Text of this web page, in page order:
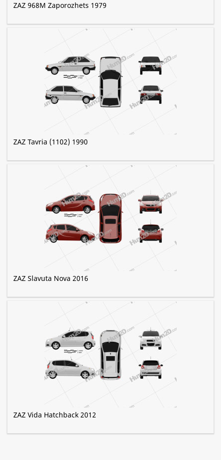
ZAZ 968M Zaporozhets 1979
ZAZ Tavria (1102) 1990
ZAZ Slavuta Nova 2016
ZAZ Vida Hatchback 2012